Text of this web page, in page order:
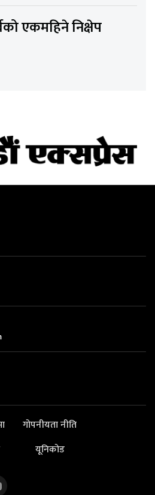
एकमहिने निक्षेप
गोपनीयता नीति
यूनिकोड